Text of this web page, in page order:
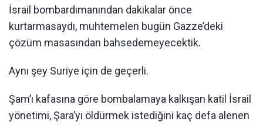
İsrail bombardımanından dakikalar önce
kurtarmasaydı, muhtemelen bugün Gazze’deki
çözüm masasından bahsedemeyecektik.
Aynı şey Suriye için de geçerli.
Şam’ı kafasına göre bombalamaya kalkışan katil İsrail
yönetimi, Şara’yı öldürmek istediğini kaç defa alenen